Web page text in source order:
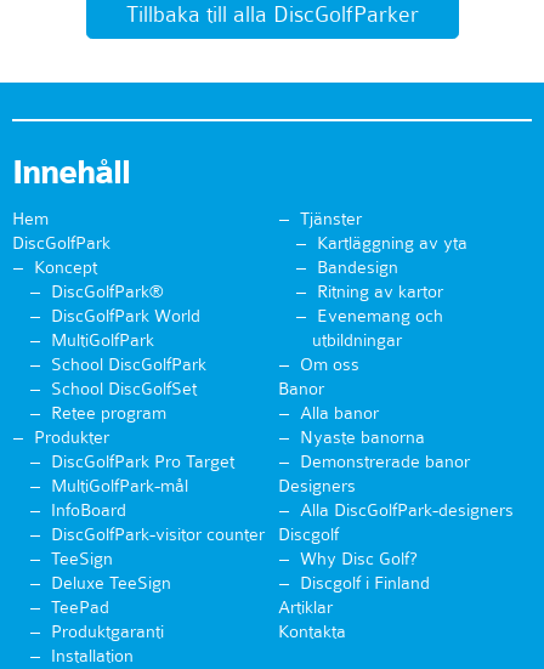
Tillbaka till alla DiscGolfParker
Innehåll
Hem
DiscGolfPark
Koncept
DiscGolfPark®
DiscGolfPark World
MultiGolfPark
School DiscGolfPark
School DiscGolfSet
Retee program
Produkter
DiscGolfPark Pro Target
MultiGolfPark-mål
InfoBoard
DiscGolfPark-visitor counter
TeeSign
Deluxe TeeSign
TeePad
Produktgaranti
Installation
Tjänster
Kartläggning av yta
Bandesign
Ritning av kartor
Evenemang och
utbildningar
Om oss
Banor
Alla banor
Nyaste banorna
Demonstrerade banor
Designers
Alla DiscGolfPark-designers
Discgolf
Why Disc Golf?
Discgolf i Finland
Artiklar
Kontakta